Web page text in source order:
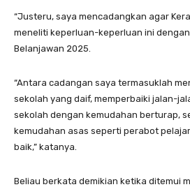
“Justeru, saya mencadangkan agar
meneliti keperluan-keperluan ini
Belanjawan 2025.
“Antara cadangan saya termasuklah
sekolah yang daif, memperbaiki jalan-
sekolah dengan kemudahan berturap,
kemudahan asas seperti perabot
baik,” katanya.
Beliau berkata demikian ketika ditemui